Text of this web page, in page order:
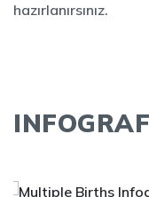
hazırlanırsınız.